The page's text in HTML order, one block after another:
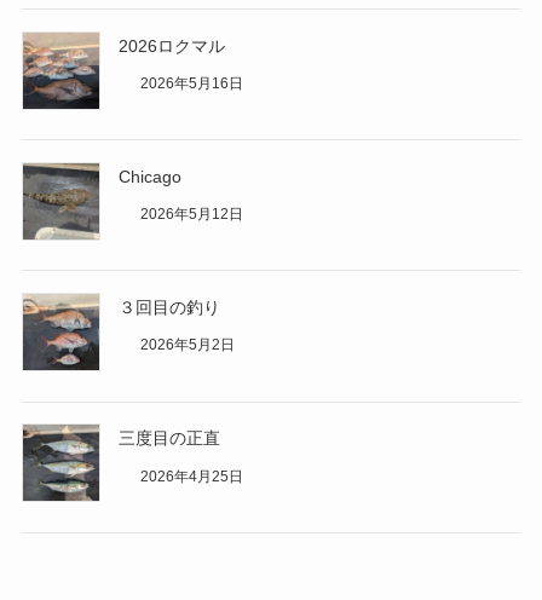
2026ロクマル
2026年5月16日
Chicago
2026年5月12日
３回目の釣り
2026年5月2日
三度目の正直
2026年4月25日